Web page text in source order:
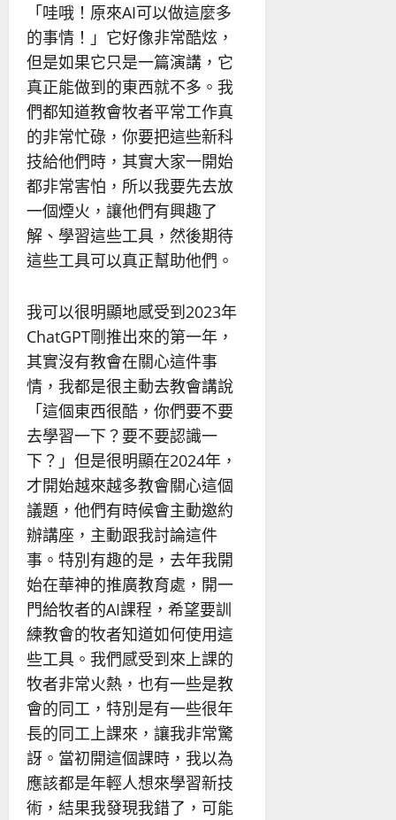
「哇哦！原來AI可以做這麼多
的事情！」它好像非常酷炫，
但是如果它只是一篇演講，它
真正能做到的東西就不多。我
們都知道教會牧者平常工作真
的非常忙碌，你要把這些新科
技給他們時，其實大家一開始
都非常害怕，所以我要先去放
一個煙火，讓他們有興趣了
解、學習這些工具，然後期待
這些工具可以真正幫助他們。
我可以很明顯地感受到2023年
ChatGPT剛推出來的第一年，
其實沒有教會在關心這件事
情，我都是很主動去教會講說
「這個東西很酷，你們要不要
去學習一下？要不要認識一
下？」但是很明顯在2024年，
才開始越來越多教會關心這個
議題，他們有時候會主動邀約
辦講座，主動跟我討論這件
事。特別有趣的是，去年我開
始在華神的推廣教育處，開一
門給牧者的AI課程，希望要訓
練教會的牧者知道如何使用這
些工具。我們感受到來上課的
牧者非常火熱，也有一些是教
會的同工，特別是有一些很年
長的同工上課來，讓我非常驚
訝。當初開這個課時，我以為
應該都是年輕人想來學習新技
術，結果我發現我錯了，可能